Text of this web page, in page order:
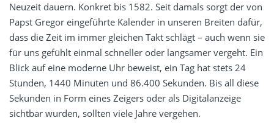
Neuzeit dauern. Konkret bis 1582. Seit damals sorgt der von
Papst Gregor eingeführte Kalender in unseren Breiten dafür,
dass die Zeit im immer gleichen Takt schlägt – auch wenn sie
für uns gefühlt einmal schneller oder langsamer vergeht. Ein
Blick auf eine moderne Uhr beweist, ein Tag hat stets 24
Stunden, 1440 Minuten und 86.400 Sekunden. Bis all diese
Sekunden in Form eines Zeigers oder als Digitalanzeige
sichtbar wurden, sollten viele Jahre vergehen.